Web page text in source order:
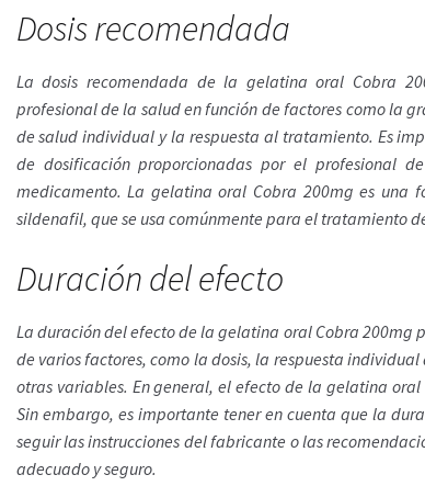
Dosis recomendada
La dosis recomendada de la gelatina oral Cobra
profesional de la salud en función de factores como la
de salud individual y la respuesta al tratamiento. Es
de dosificación proporcionadas por el profesional
medicamento. La gelatina oral Cobra 200mg es una
sildenafil, que se usa comúnmente para el tratamiento
Duración del efecto
La duración del efecto de la gelatina oral Cobra 200mg
de varios factores, como la dosis, la respuesta
otras variables. En general, el efecto de la gelatina
Sin embargo, es importante tener en cuenta que la
seguir las instrucciones del fabricante o las
adecuado y seguro.